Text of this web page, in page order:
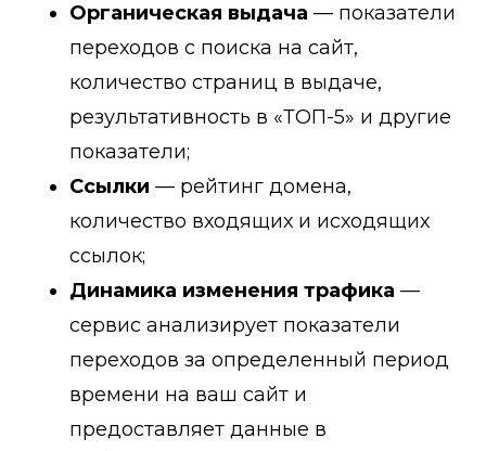
Органическая выдача — показатели
переходов с поиска на сайт,
количество страниц в выдаче,
результативность в «ТОП-5» и другие
показатели;
Ссылки — рейтинг домена,
количество входящих и исходящих
ссылок;
Динамика изменения трафика —
сервис анализирует показатели
переходов за определенный период
времени на ваш сайт и
предоставляет данные в